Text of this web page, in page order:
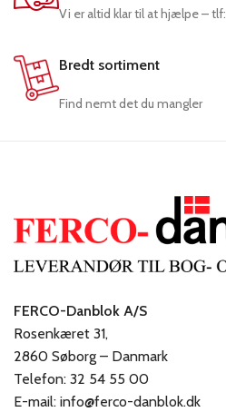
Vi er altid klar til at hjælpe – tlf:
Bredt sortiment
Find nemt det du mangler
FERCO-Danblok A/S
Rosenkæret 31,
2860 Søborg – Danmark
Telefon: 32 54 55 00
E-mail: info@ferco-danblok.dk